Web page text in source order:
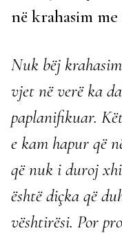
në krahasim
Nuk bëj
vjet në verë ka
paplanifikuar.
e kam hapur që
që nuk i duroj
është diçka që
vështirësi. Por